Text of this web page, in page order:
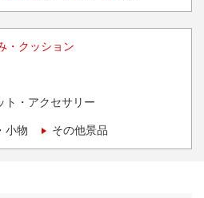
・クッション
ト・アクセサリー
小物 その他景品